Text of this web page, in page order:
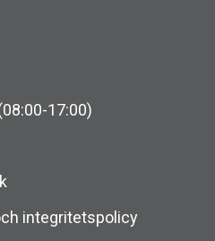
17:00)
integritetspolicy